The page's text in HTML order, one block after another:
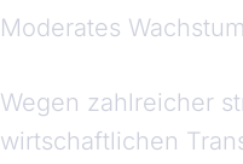
Moderates
Wegen zahlreicher
wirtschaftlichen